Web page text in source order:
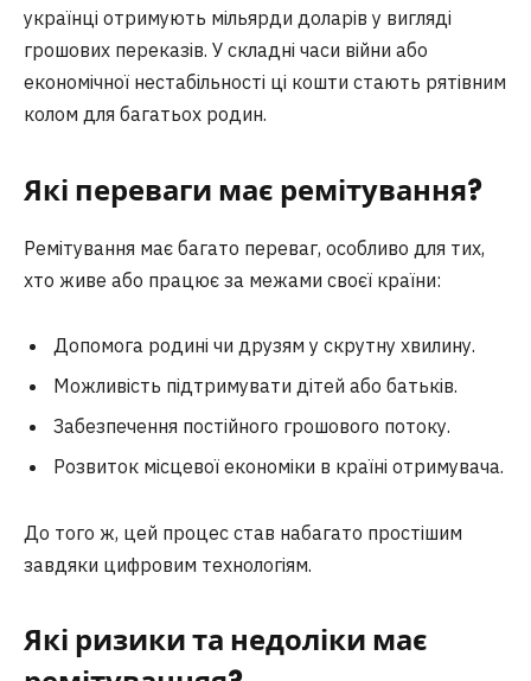
українці отримують мільярди доларів у вигляді
грошових переказів. У складні часи війни або
економічної нестабільності ці кошти стають рятівним
колом для багатьох родин.
Які переваги має ремітування?
Ремітування має багато переваг, особливо для тих,
хто живе або працює за межами своєї країни:
Допомога родині чи друзям у скрутну хвилину.
Можливість підтримувати дітей або батьків.
Забезпечення постійного грошового потоку.
Розвиток місцевої економіки в країні отримувача.
До того ж, цей процес став набагато простішим
завдяки цифровим технологіям.
Які ризики та недоліки має